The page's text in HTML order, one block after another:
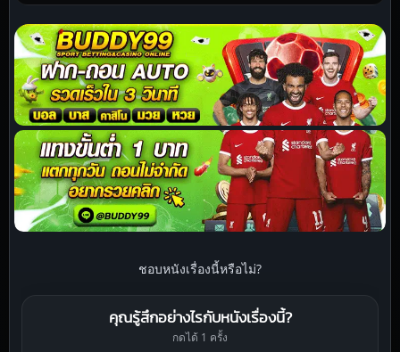
ชอบหนังเรื่องนี้หรือไม่?
คุณรู้สึกอย่างไรกับหนังเรื่องนี้?
กดได้ 1 ครั้ง